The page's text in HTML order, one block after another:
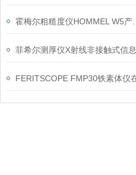
菲希尔测厚仪X射线非接触式信息